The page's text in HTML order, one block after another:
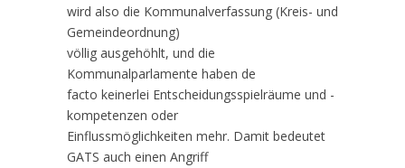
wird also die Kommunalverfassung (Kreis- und
Gemeindeordnung)
völlig ausgehöhlt, und die
Kommunalparlamente haben de
facto keinerlei Entscheidungsspielräume und -
kompetenzen oder
Einflussmöglichkeiten mehr. Damit bedeutet
GATS auch einen Angriff